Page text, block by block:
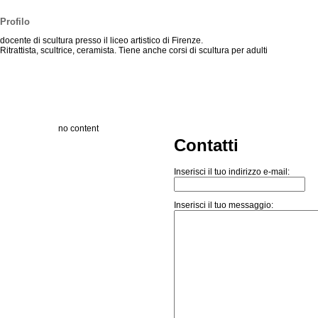
Profilo
docente di scultura presso il liceo artistico di Firenze.
Ritrattista, scultrice, ceramista. Tiene anche corsi di scultura per adulti
no content
Contatti
Inserisci il tuo indirizzo e-mail:
Inserisci il tuo messaggio: